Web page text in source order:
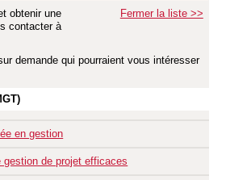
obtenir une
contacter à
demandequi pourraient vous intéresser
en gestion
gestion de projet efficaces
Fermer la liste >>